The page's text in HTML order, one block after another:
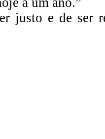
justo e de ser